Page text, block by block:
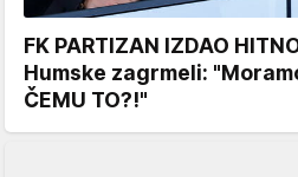
FK PARTIZAN IZDAO
Humske zagrmeli:
ČEMU TO?!"